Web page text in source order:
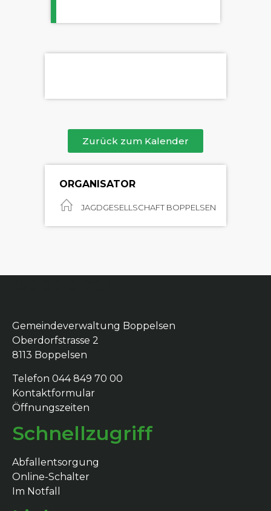
Zurück zum Kalender
ORGANISATOR
JAGDGESELLSCHAFT BOPPELSEN
Gemeindeverwaltung Boppelsen
Oberdorfstrasse 2
8113 Boppelsen
Telefon 044 849 70 00
Kontaktformular
Öffnungszeiten
Schnellzugriff
Abfallentsorgung
Online-Schalter
Im Notfall